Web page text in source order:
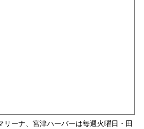
リーナ、宮津ハーバーは毎週火曜日・田